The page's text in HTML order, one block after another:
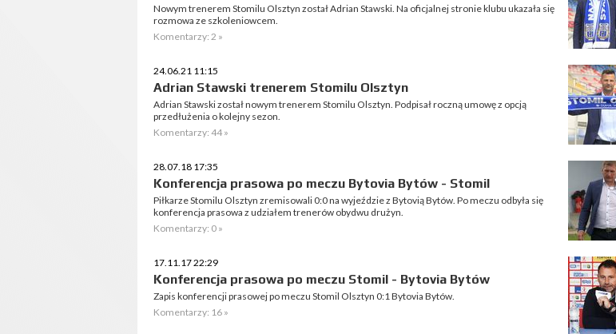
Nowym trenerem Stomilu Olsztyn został Adrian Stawski. Na oficjalnej stronie klubu ukazała się
rozmowa ze szkoleniowcem.
Komentarzy: 2 »
24.06.21 11:15
Adrian Stawski trenerem Stomilu Olsztyn
Adrian Stawski został nowym trenerem Stomilu Olsztyn. Podpisał roczną umowę z opcją
przedłużenia o kolejny sezon.
Komentarzy: 44 »
28.07.18 17:35
Konferencja prasowa po meczu Bytovia Bytów - Stomil
Piłkarze Stomilu Olsztyn zremisowali 0:0 na wyjeździe z Bytovią Bytów. Po meczu odbyła się
konferencja prasowa z udziałem trenerów obydwu drużyn.
Komentarzy: 0 »
17.11.17 22:29
Konferencja prasowa po meczu Stomil - Bytovia Bytów
Zapis konferencji prasowej po meczu Stomil Olsztyn 0:1 Bytovia Bytów.
Komentarzy: 16 »